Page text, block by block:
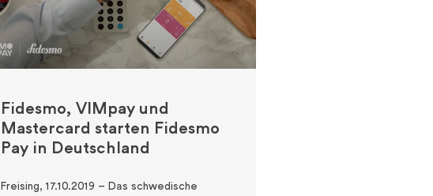
Fidesmo, VIMpay und
Mastercard starten Fidesmo
Pay in Deutschland
Freising, 17.10.2019 – Das schwedische